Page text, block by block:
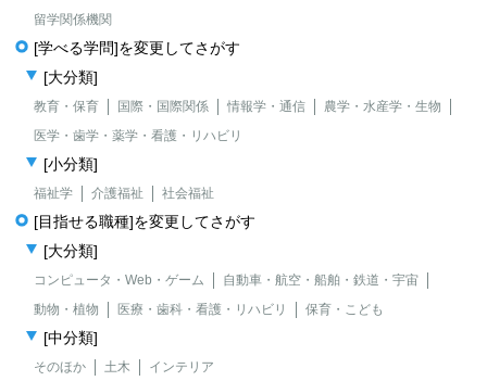
留学関係機関
[学べる学問]を変更してさがす
[大分類]
教育・保育 国際・国際関係 情報学・通信
農学・水産学・生物
医学・歯学・薬学・看護・リハビリ
[小分類]
福祉学 介護福祉 社会福祉
[目指せる職種]を変更してさがす
[大分類]
コンピュータ・Web・ゲーム
自動車・航空・船舶・鉄道・宇宙
動物・植物
医療・歯科・看護・リハビリ 保育・こども
[中分類]
そのほか 土木 インテリア